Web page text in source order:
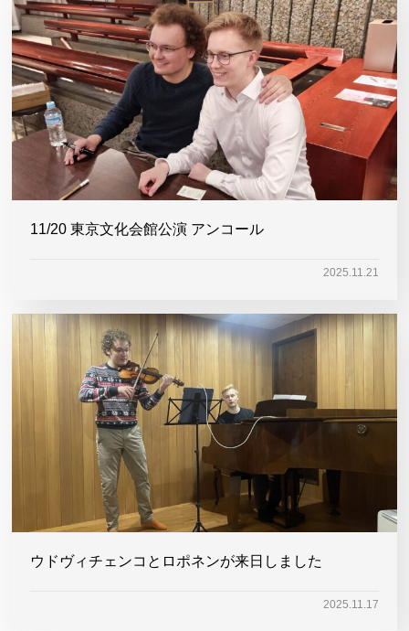
11/20 東京文化会館公演 アンコール
2025.11.21
ウドヴィチェンコとロポネンが来日しました
2025.11.17